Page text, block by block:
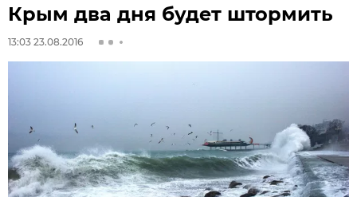
Крым два дня будет штормить
13:03 23.08.2016